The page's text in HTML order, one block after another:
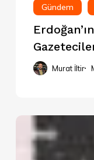
Gündem
Murat İltir